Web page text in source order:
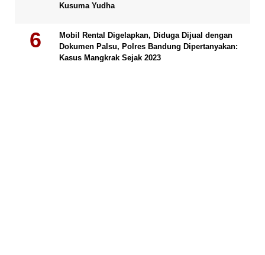
Kusuma Yudha
Mobil Rental Digelapkan, Diduga Dijual dengan
Dokumen Palsu, Polres Bandung Dipertanyakan:
Kasus Mangkrak Sejak 2023